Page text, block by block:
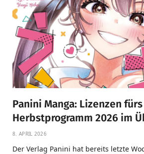
Panini Manga: Lizenzen fürs
Herbstprogramm 2026 im
8. APRIL 2026
Der Verlag Panini hat bereits letzte